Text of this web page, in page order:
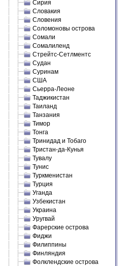
Сирия
Словакия
Словения
Соломоновы острова
Сомали
Сомалиленд
Стрейтс-Сетлментс
Судан
Суринам
США
Сьерра-Леоне
Таджикистан
Таиланд
Танзания
Тимор
Тонга
Тринидад и Тобаго
Тристан-да-Кунья
Тувалу
Тунис
Туркменистан
Турция
Уганда
Узбекистан
Украина
Уругвай
Фарерские острова
Фиджи
Филиппины
Финляндия
Фолклендские острова